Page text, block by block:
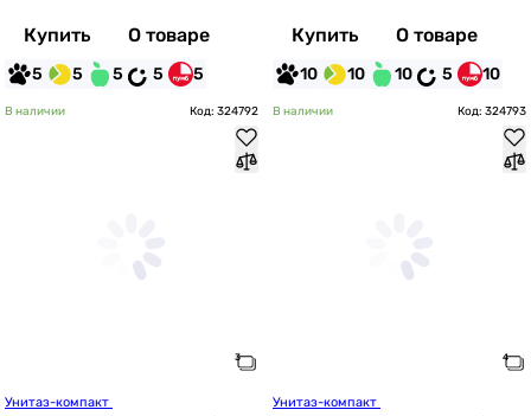
Купить О товаре
5 5 5 5 5
Купить О товаре
10 10 10 5 10
В наличии Код: 324792 В наличии Код: 324793